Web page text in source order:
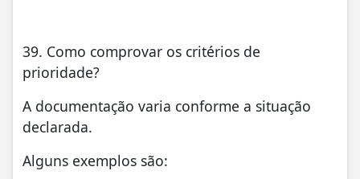
39. Como comprovar os critérios de
prioridade?
A documentação varia conforme a situação
declarada.
Alguns exemplos são: